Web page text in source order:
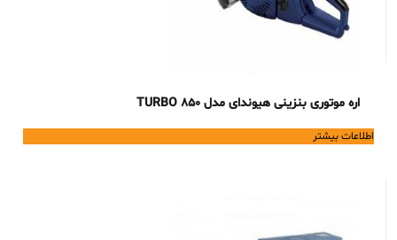
اره موتوری بنزینی هیوندای مدل TURBO 850
اطلاعات بیشتر